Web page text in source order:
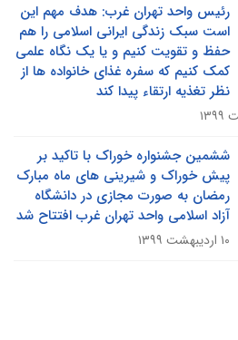
رئیس واحد تهران غرب: هدف مهم این
است سبک زندگی ایرانی اسلامی را هم
حفظ و تقویت کنیم و یا یک نگاه علمی
کمک کنیم که سفره غذای خانواده ها از
نظر تغذیه ارتقاء پیدا کند
ششمین جشنواره خوراک با تاکید بر
پیش خوراک و شیرینی های ماه مبارک
رمضان به صورت مجازی در دانشگاه
آزاد اسلامی واحد تهران غرب افتتاح شد